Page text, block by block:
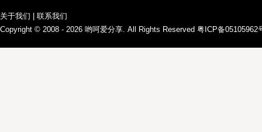
关于我们
联系我们
Copyright © 2008 - 2026 哟呵爱分享 . All Rights Reserved 粤ICP备05105962